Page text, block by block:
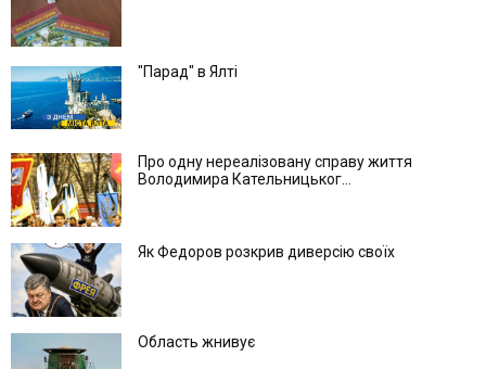
"Парад" в Ялті
Про одну нереалізовану справу життя
Володимира Кательницьког...
Як Федоров розкрив диверсію своїх
Область жнивує